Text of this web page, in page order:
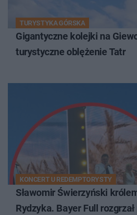
TURYSTYKA GÓRSKA
Gigantyczne kolejki na
turystyczne oblężenie Tatr
KONCERT U REDEMPTORYSTY
Sławomir Świerzyński
Rydzyka. Bayer Full